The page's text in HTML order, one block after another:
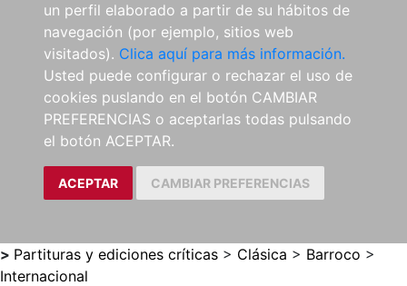
un perfil elaborado a partir de su hábitos de
navegación (por ejemplo, sitios web
visitados). Clica aquí para más información.
Usted puede configurar o rechazar el uso de
cookies puslando en el botón CAMBIAR
PREFERENCIAS o aceptarlas todas pulsando
el botón ACEPTAR.
ACEPTAR CAMBIAR PREFERENCIAS
> Partituras y ediciones críticas > Clásica > Barroco >
Internacional